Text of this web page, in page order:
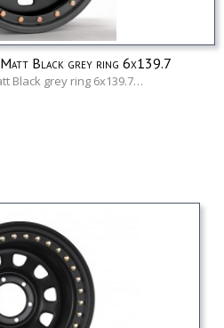
Black grey ring 6x139.7
Black grey ring 6x139.7…